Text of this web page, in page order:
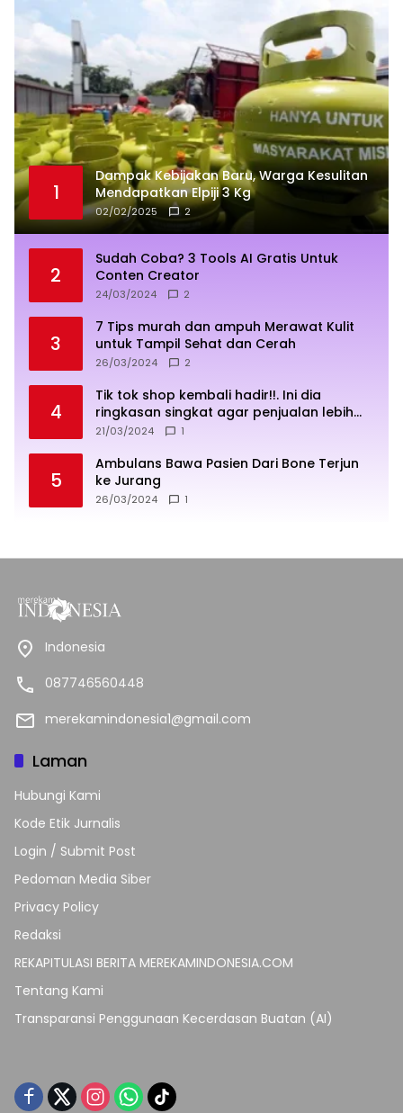
1
Dampak Kebijakan Baru, Warga Kesulitan
Mendapatkan Elpiji 3 Kg
02/02/2025 2
2
Sudah Coba? 3 Tools AI Gratis Untuk
Conten Creator
24/03/2024 2
3
7 Tips murah dan ampuh Merawat Kulit
untuk Tampil Sehat dan Cerah
26/03/2024 2
4
Tik tok shop kembali hadir!!. Ini dia
ringkasan singkat agar penjualan lebih
sukses
21/03/2024 1
5
Ambulans Bawa Pasien Dari Bone Terjun
ke Jurang
26/03/2024 1
Indonesia
087746560448
merekamindonesia1@gmail.com
Laman
Hubungi Kami
Kode Etik Jurnalis
Login / Submit Post
Pedoman Media Siber
Privacy Policy
Redaksi
REKAPITULASI BERITA MEREKAMINDONESIA.COM
Tentang Kami
Transparansi Penggunaan Kecerdasan Buatan (AI)